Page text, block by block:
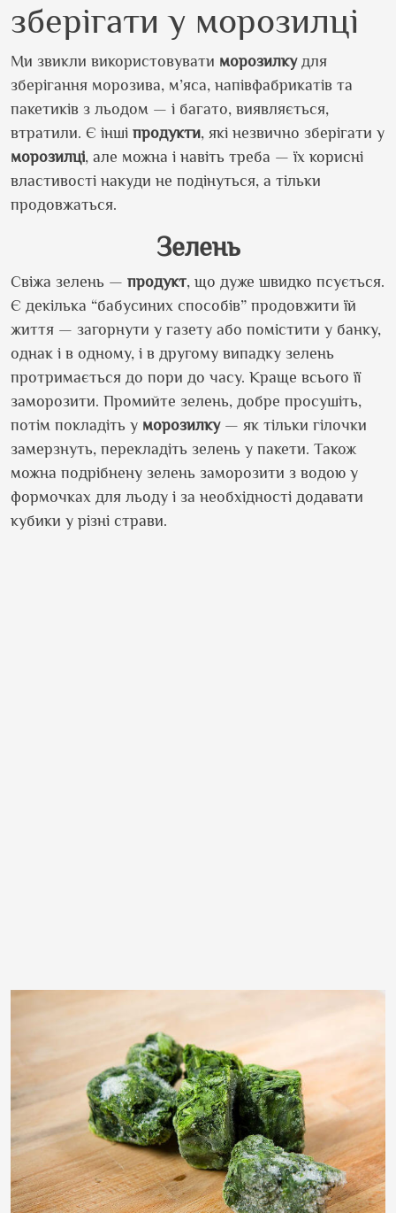
зберігати у морозилці
Ми звикли використовувати морозилкудля
зберігання морозива, м’яса, напівфабрикатів та
пакетиків з льодом — і багато, виявляється,
втратили. Є інші продукти, які незвично зберігати у
морозилці, але можна і навіть треба — їх корисні
властивості накуди не подінуться, а тільки
продовжаться.
Зелень
Свіжа зелень — продукт, що дуже швидко псується.
Є декілька “бабусиних способів” продовжити їй
життя — загорнути у газету або помістити у банку,
однак і в одному, і в другому випадку зелень
протримається до пори до часу. Краще всього її
заморозити. Промийте зелень, добре просушіть,
потім покладіть у морозилку— як тільки гілочки
замерзнуть, перекладіть зелень у пакети. Також
можна подрібнену зелень заморозити з водою у
формочках для льоду і за необхідності додавати
кубики у різні страви.